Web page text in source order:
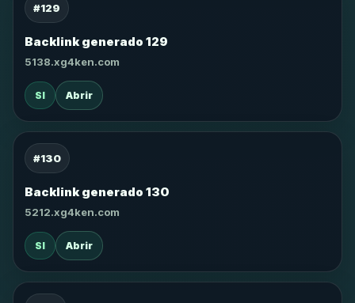
#129
Backlink generado 129
5138.xg4ken.com
SI Abrir
#130
Backlink generado 130
5212.xg4ken.com
SI Abrir